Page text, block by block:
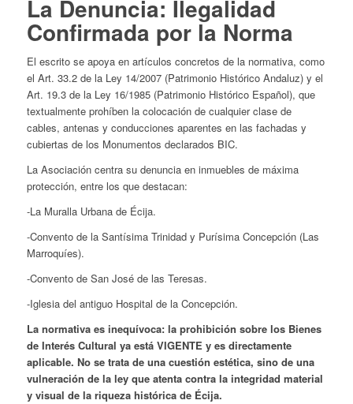
La Denuncia: Ilegalidad
Confirmada por la Norma
El escrito se apoya en artículos concretos de la normativa, como
el Art. 33.2 de la Ley 14/2007 (Patrimonio Histórico Andaluz) y el
Art. 19.3 de la Ley 16/1985 (Patrimonio Histórico Español), que
textualmente prohíben la colocación de cualquier clase de
cables, antenas y conducciones aparentes en las fachadas y
cubiertas de los Monumentos declarados BIC.
La Asociación centra su denuncia en inmuebles de máxima
protección, entre los que destacan:
-La Muralla Urbana de Écija.
-Convento de la Santísima Trinidad y Purísima Concepción (Las
Marroquíes).
-Convento de San José de las Teresas.
-Iglesia del antiguo Hospital de la Concepción.
La normativa es inequívoca: la prohibición sobre los Bienes
de Interés Cultural ya está VIGENTE y es directamente
aplicable. No se trata de una cuestión estética, sino de una
vulneración de la ley que atenta contra la integridad material
y visual de la riqueza histórica de Écija.